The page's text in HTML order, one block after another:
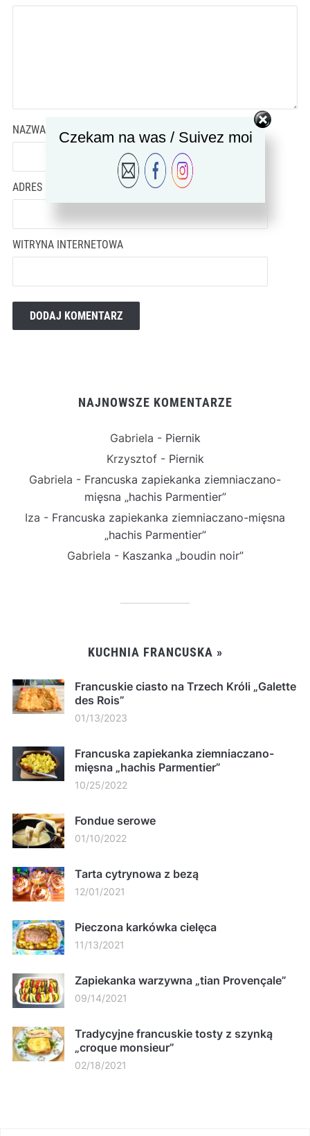
NAZWA
ADRES EMAIL
WITRYNA INTERNETOWA
NAJNOWSZE KOMENTARZE
Gabriela - Piernik
Krzysztof- Piernik
Gabriela - Francuska zapiekanka ziemniaczano-
mięsna „hachis Parmentier”
Iza - Francuska zapiekanka ziemniaczano-mięsna
„hachis Parmentier”
Gabriela - Kaszanka „boudin noir”
KUCHNIA FRANCUSKA »
Francuskie ciasto na Trzech Króli „Galette
des Rois”
01/13/2023
Francuska zapiekanka ziemniaczano-
mięsna „hachis Parmentier”
10/25/2022
Fondue serowe
01/10/2022
Tarta cytrynowa z bezą
12/01/2021
Pieczona karkówka cielęca
11/13/2021
Zapiekanka warzywna „tian Provençale”
09/14/2021
Tradycyjne francuskie tosty z szynką
„croque monsieur”
02/18/2021
Czekam na was / Suivez moi